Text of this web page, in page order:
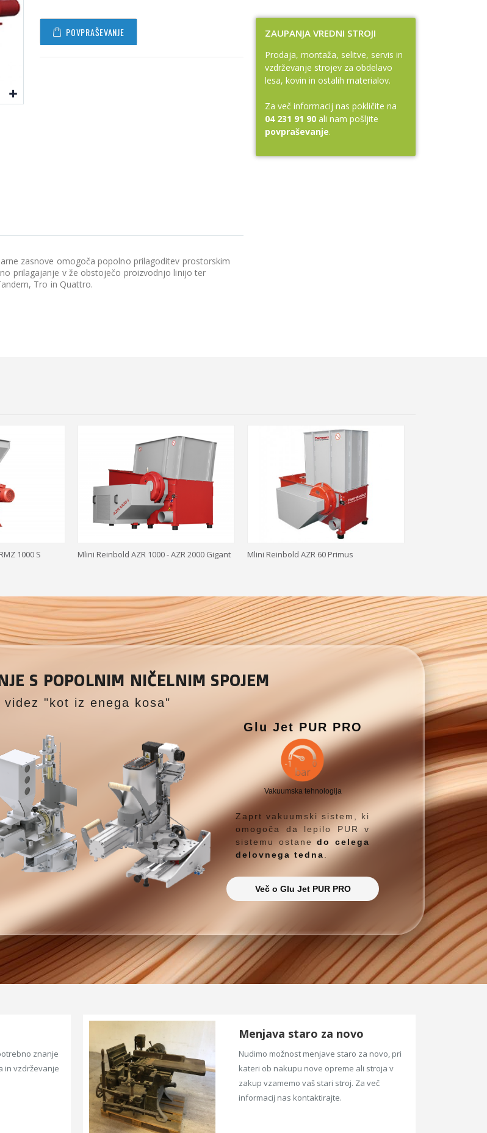
POVPRAŠEVANJE
zasnove omogoča popolno prilagoditev prostorskim
prilagajanje v že obstoječo proizvodnjo linijo ter
Tro in Quattro.
ZAUPANJA VREDNI STROJI
Prodaja, montaža, selitve, servis in
vzdrževanje strojev za obdelavo
lesa, kovin in ostalih materialov.
Za več informacij nas pokličite na
04 231 91 90ali nam pošljite
povpraševanje.
1000 S Mlini Reinbold AZR 1000 - AZR 2000 Gigant Mlini Reinbold AZR 60 Primus
S POPOLNIM NIČELNIM SPOJEM
videz "kot iz enega kosa"
Glu Jet PUR PRO
Vakuumska tehnologija
Zaprt vakuumski sistem, ki
omogoča da lepilo PUR v
sistemu ostanedo celega
delovnega tedna.
Več o Glu Jet PUR PRO
znanje
in vzdrževanje
Menjava staro za novo
Nudimo možnost menjave staro za novo, pri
kateri ob nakupu nove opreme ali stroja v
zakup vzamemo vaš stari stroj. Za več
informacij nas kontaktirajte.